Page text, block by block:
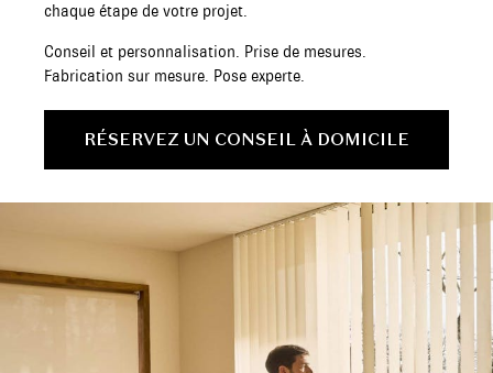
chaque étape de votre projet.
Conseil et personnalisation. Prise de mesures.
Fabrication sur mesure. Pose experte.
RÉSERVEZ UN CONSEIL À DOMICILE